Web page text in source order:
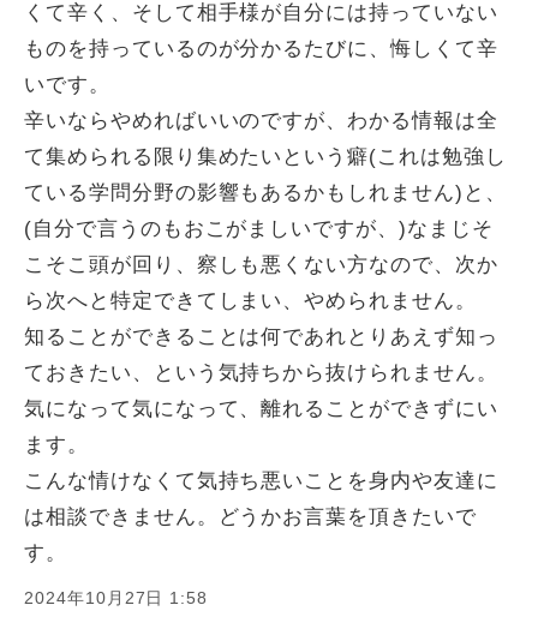
くて辛く、そして相手様が自分には持っていない
ものを持っているのが分かるたびに、悔しくて辛
いです。
辛いならやめればいいのですが、わかる情報は全
て集められる限り集めたいという癖(これは勉強し
ている学問分野の影響もあるかもしれません)と、
(自分で言うのもおこがましいですが、)なまじそ
こそこ頭が回り、察しも悪くない方なので、次か
ら次へと特定できてしまい、やめられません。
知ることができることは何であれとりあえず知っ
ておきたい、という気持ちから抜けられません。
気になって気になって、離れることができずにい
ます。
こんな情けなくて気持ち悪いことを身内や友達に
は相談できません。どうかお言葉を頂きたいで
す。
2024年10月27日 1:58